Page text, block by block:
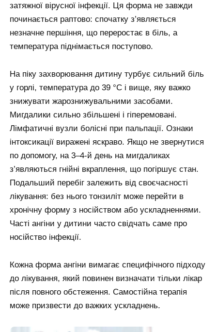
затяжної вірусної інфекції. Ця форма не завжди
починається раптово: спочатку з’являється
незначне першіння, що переростає в біль, а
температура піднімається поступово.
На піку захворювання дитину турбує сильний біль
у горлі, температура до 39 °С і вище, яку важко
знижувати жарознижувальними засобами.
Мигдалики сильно збільшені і гіперемовані.
Лімфатичні вузли болісні при пальпації. Ознаки
інтоксикації виражені яскраво. Якщо не звернутися
по допомогу, на 3–4-й день на мигдаликах
з’являються гнійні вкраплення, що погіршує стан.
Подальший перебіг залежить від своєчасності
лікування: без нього тонзиліт може перейти в
хронічну форму з носійством або ускладненнями.
Часті ангіни у дитини часто свідчать саме про
носійство інфекції.
Кожна форма ангіни вимагає специфічного підходу
до лікування, який повинен визначати тільки лікар
після повного обстеження. Самостійна терапія
може призвести до важких ускладнень.